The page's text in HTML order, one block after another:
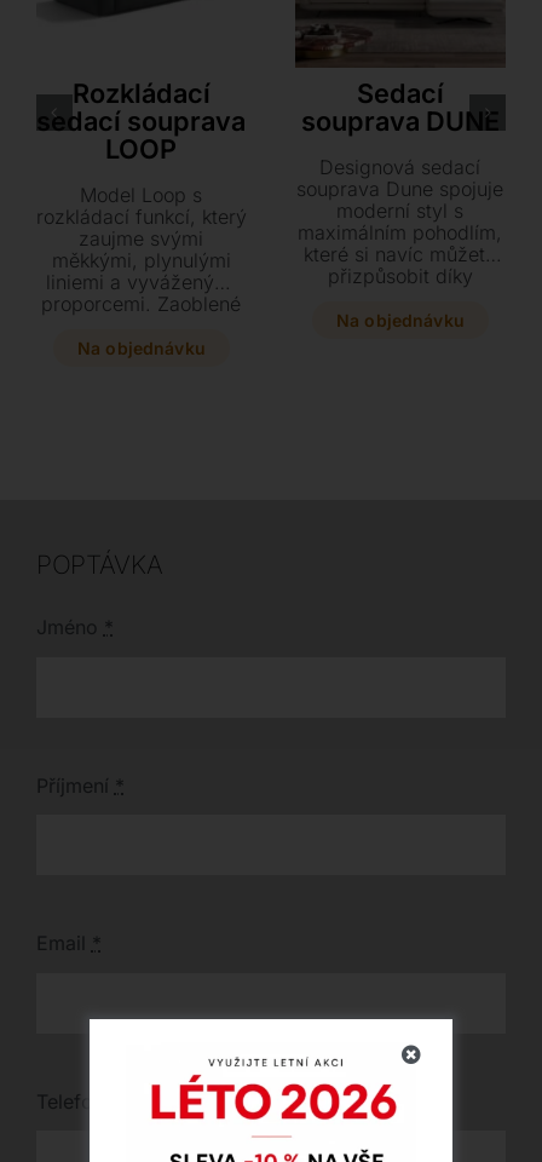
Rozkládací
sedací souprava
LOOP
Model Loop s
rozkládací funkcí, který
zaujme svými
měkkými, plynulými
liniemi a vyváženými
proporcemi. Zaoblené
a přirozeně, zatímco
Na objednávku
Sedací
souprava DUNE
Designová sedací
souprava Dune spojuje
moderní styl s
maximálním pohodlím,
které si navíc můžete
přizpůsobit díky
zad. Vyberte si z
Na objednávku
POPTÁVKA
Jméno *
Příjmení *
Email *
Telefon